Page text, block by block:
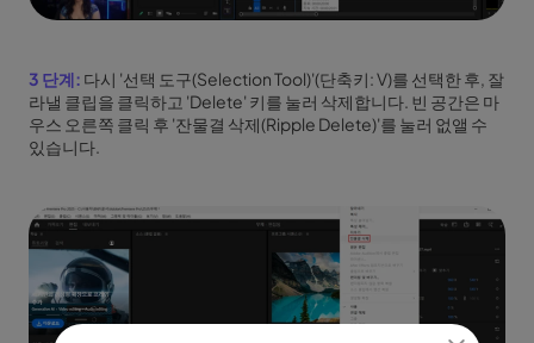
3 단계: 다시 '선택 도구(Selection Tool)'(단축키: V)를 선택한 후, 잘
라낼 클립을 클릭하고 'Delete' 키를 눌러 삭제합니다. 빈 공간은 마
우스 오른쪽 클릭 후 '잔물결 삭제(Ripple Delete)'를 눌러 없앨 수
있습니다.